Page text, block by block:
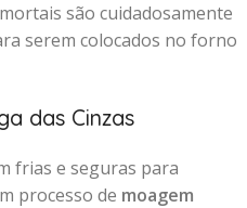
são cuidadosamente
serem colocados no forno
das Cinzas
frias e seguras para
processo de moagem